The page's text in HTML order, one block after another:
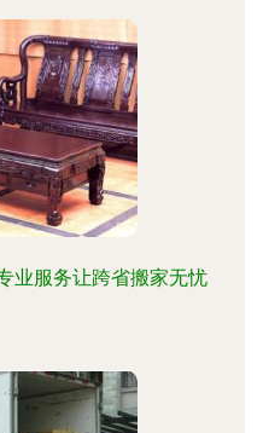
业服务让跨省搬家无忧